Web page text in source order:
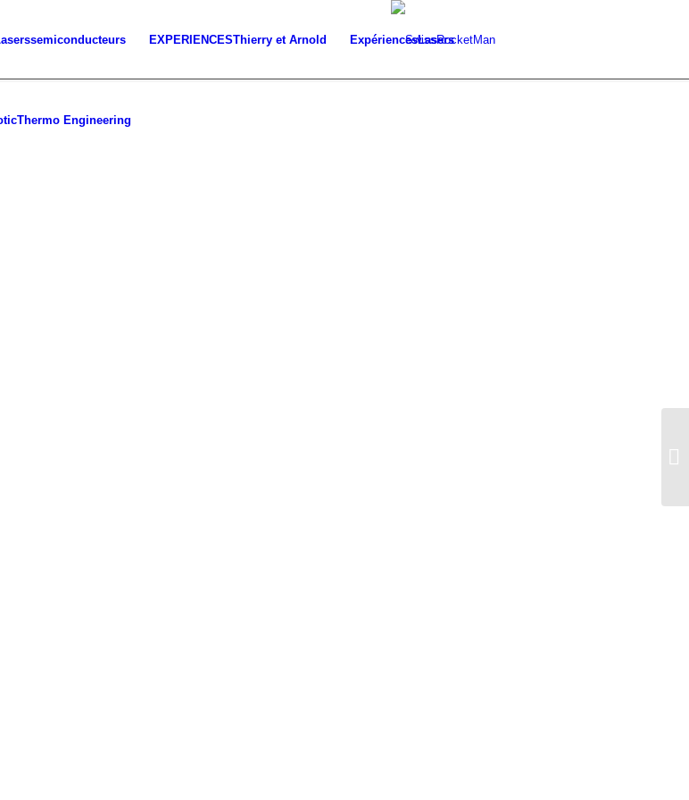
semiconducteurs EXPERIENCESThierry et Arnold ExpériencesLasers
Thermo Engineering